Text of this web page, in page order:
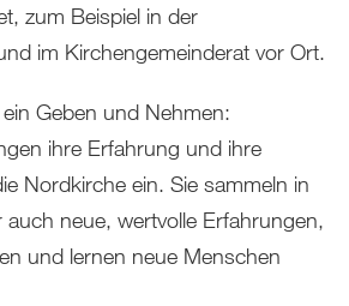
zum Beispiel in der
im Kirchengemeinderat vor Ort.
Geben und Nehmen:
ihre Erfahrung und ihre
Nordkirche ein. Sie sammeln in
auch neue, wertvolle Erfahrungen,
und lernen neue Menschen